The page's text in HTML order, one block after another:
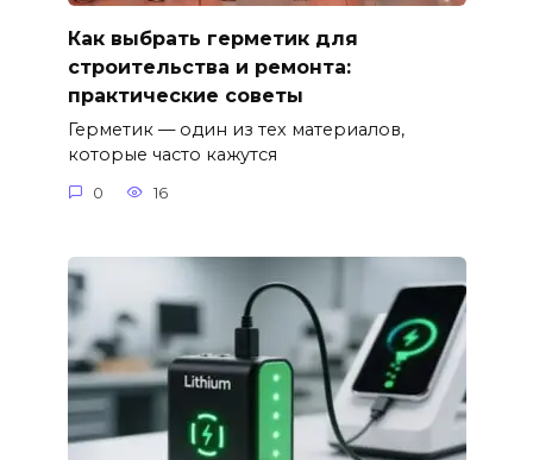
Как выбрать герметик для
строительства и ремонта:
практические советы
Герметик — один из тех материалов,
которые часто кажутся
0 16